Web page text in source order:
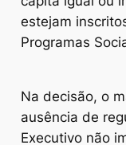
estejam
Programas
Na decisão, o
ausência de
Executivo não